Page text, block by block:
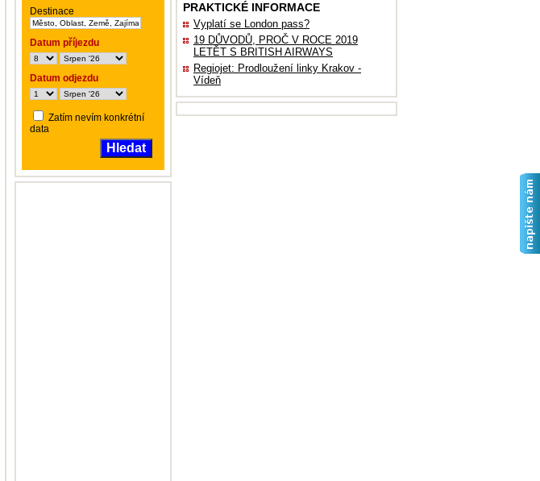
PRAKTICKÉ INFORMACE
Vyplatí se London pass?
19 DŮVODŮ, PROČ V ROCE 2019
LETĚT S BRITISH AIRWAYS
Regiojet: Prodloužení linky Krakov -
Vídeň
Destinace
Datum příjezdu
Datum odjezdu
Zatím nevím konkrétní
data
Hledat